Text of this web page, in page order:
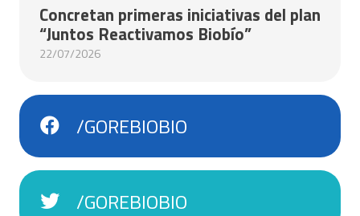
Concretan primeras iniciativas del plan
“Juntos Reactivamos Biobío”
22/07/2026
/GOREBIOBIO
/GOREBIOBIO